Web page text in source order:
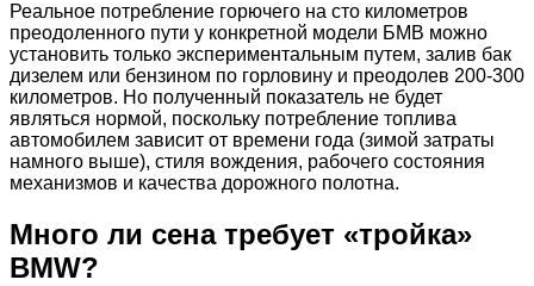
Реальное потребление горючего на сто километров
преодоленного пути у конкретной модели БМВ можно
установить только экспериментальным путем, залив бак
дизелем или бензином по горловину и преодолев 200-300
километров. Но полученный показатель не будет
являться нормой, поскольку потребление топлива
автомобилем зависит от времени года (зимой затраты
намного выше), стиля вождения, рабочего состояния
механизмов и качества дорожного полотна.
Много ли сена требует «тройка»
BMW?